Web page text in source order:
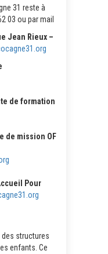
31 reste à
03 ou par mail
Jean Rieux –
de formation
de mission OF
Pour
structures
enfants. Ce